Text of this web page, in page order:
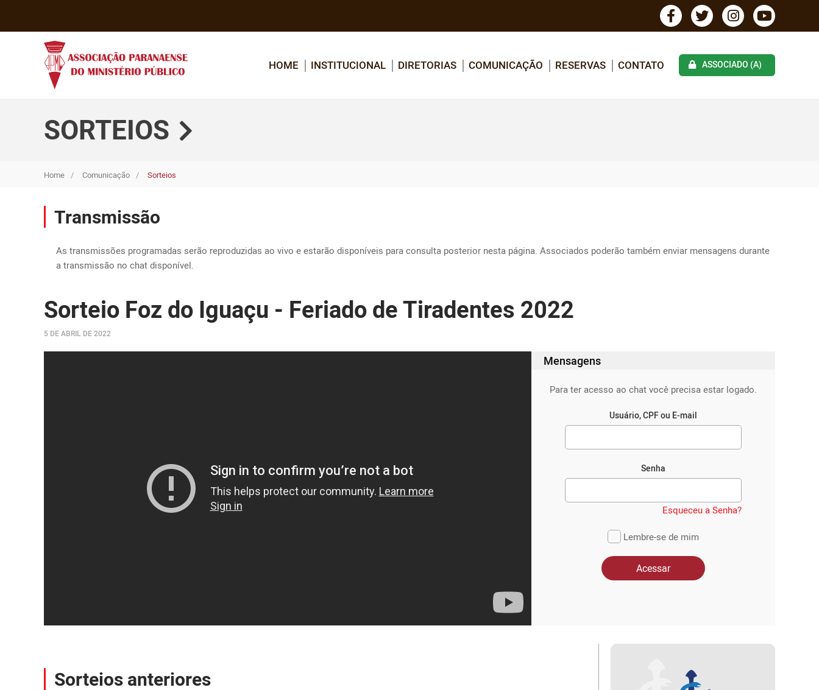
HOME INSTITUCIONAL DIRETORIAS COMUNICAÇÃO RESERVAS CONTATO ASSOCIADO (A)
SORTEIOS
Home Comunicação Sorteios
Transmissão
As transmissões programadas serão reproduzidas ao vivo e estarão disponíveis para consulta posterior nesta página. Associados poderão também enviar mensagens durante
a transmissão no chat disponível.
Sorteio Foz do Iguaçu - Feriado de Tiradentes 2022
5 DE ABRIL DE 2022
Mensagens
Para ter acesso ao chat você precisa estar logado.
Usuário, CPF ou E-mail
Senha
Esqueceu a Senha?
Lembre-se de mim
Acessar
Sorteios anteriores